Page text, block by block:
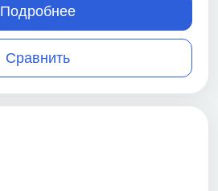
Сравнить
Подробнее